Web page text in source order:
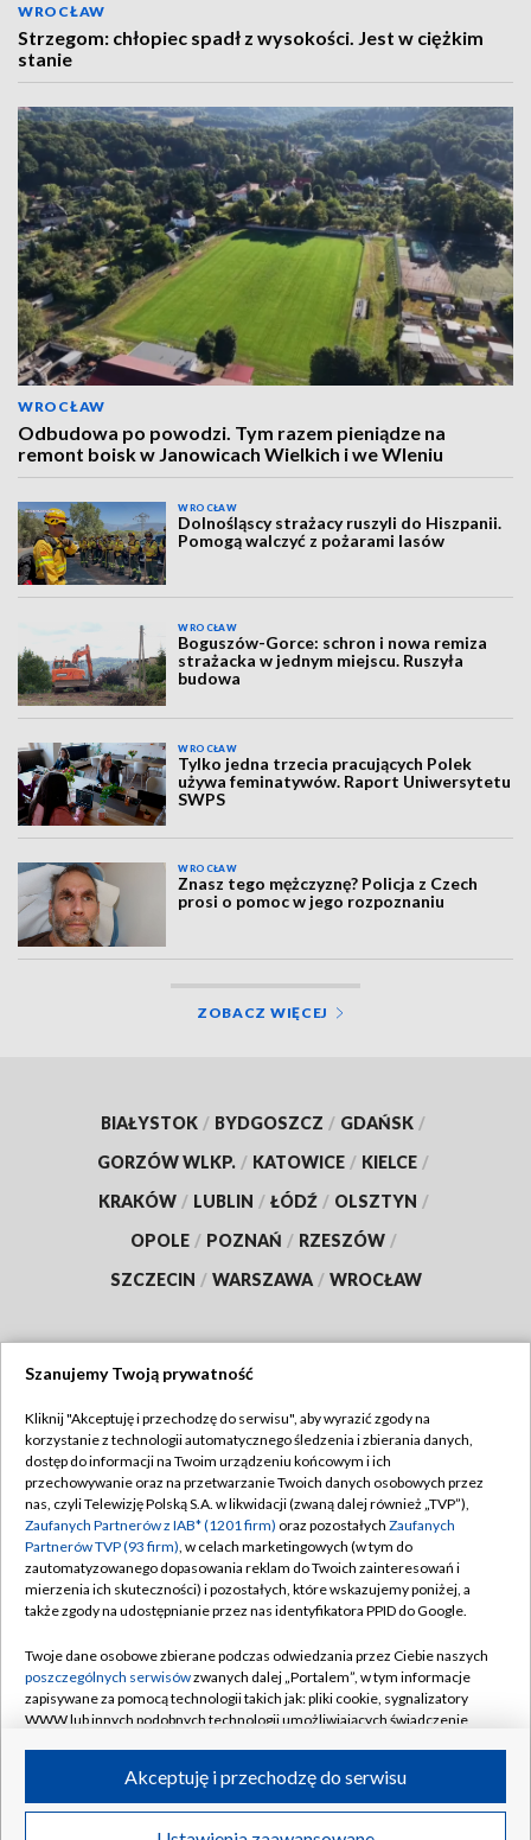
WROCŁAW
Strzegom: chłopiec spadł z wysokości. Jest w ciężkim
stanie
WROCŁAW
Odbudowa po powodzi. Tym razem pieniądze na
remont boisk w Janowicach Wielkich i we Wleniu
WROCŁAW
Dolnośląscy strażacy ruszyli do Hiszpanii.
Pomogą walczyć z pożarami lasów
WROCŁAW
Boguszów-Gorce: schron i nowa remiza
strażacka w jednym miejscu. Ruszyła
budowa
WROCŁAW
Tylko jedna trzecia pracujących Polek
używa feminatywów. Raport Uniwersytetu
SWPS
WROCŁAW
Znasz tego mężczyznę? Policja z Czech
prosi o pomoc w jego rozpoznaniu
ZOBACZ WIĘCEJ
BIAŁYSTOK / BYDGOSZCZ / GDAŃSK /
GORZÓW WLKP. / KATOWICE / KIELCE /
KRAKÓW / LUBLIN / ŁÓDŹ / OLSZTYN /
OPOLE / POZNAŃ / RZESZÓW /
SZCZECIN / WARSZAWA / WROCŁAW
TVP
Abonament TVP
Emisja w TVP
Centrum informacji TVP
Naziemna Telewizja Cyfrowa
Rada Programowa
System NOS
Informacje o nadawcy
Program dla prasy
Regulamin TVP
Polityka prywatności
Moje zgody
Pomoc
Kontakt
Kanały
©2026 Telewizja Polska S.A. w likwidacji
Szanujemy Twoją prywatność
Kliknij "Akceptuję i przechodzę do serwisu", aby wyrazić zgody na
korzystanie z technologii automatycznego śledzenia i zbierania danych,
dostęp do informacji na Twoim urządzeniu końcowym i ich
przechowywanie oraz na przetwarzanie Twoich danych osobowych przez
nas, czyli Telewizję Polską S.A. w likwidacji (zwaną dalej również „TVP”),
Zaufanych Partnerów z IAB* (1201 firm) oraz pozostałych Zaufanych
Partnerów TVP (93 firm), w celach marketingowych (w tym do
zautomatyzowanego dopasowania reklam do Twoich zainteresowań i
mierzenia ich skuteczności) i pozostałych, które wskazujemy poniżej, a
także zgody na udostępnianie przez nas identyfikatora PPID do Google.
Twoje dane osobowe zbierane podczas odwiedzania przez Ciebie naszych
poszczególnych serwisówzwanych dalej „Portalem”, w tym informacje
zapisywane za pomocą technologii takich jak: pliki cookie, sygnalizatory
WWW lub innych podobnych technologii umożliwiających świadczenie
ruchu w Internecie.
Twoje dane osobowe zbierane podczas odwiedzania przez Ciebie
Akceptuję i przechodzę do serwisu